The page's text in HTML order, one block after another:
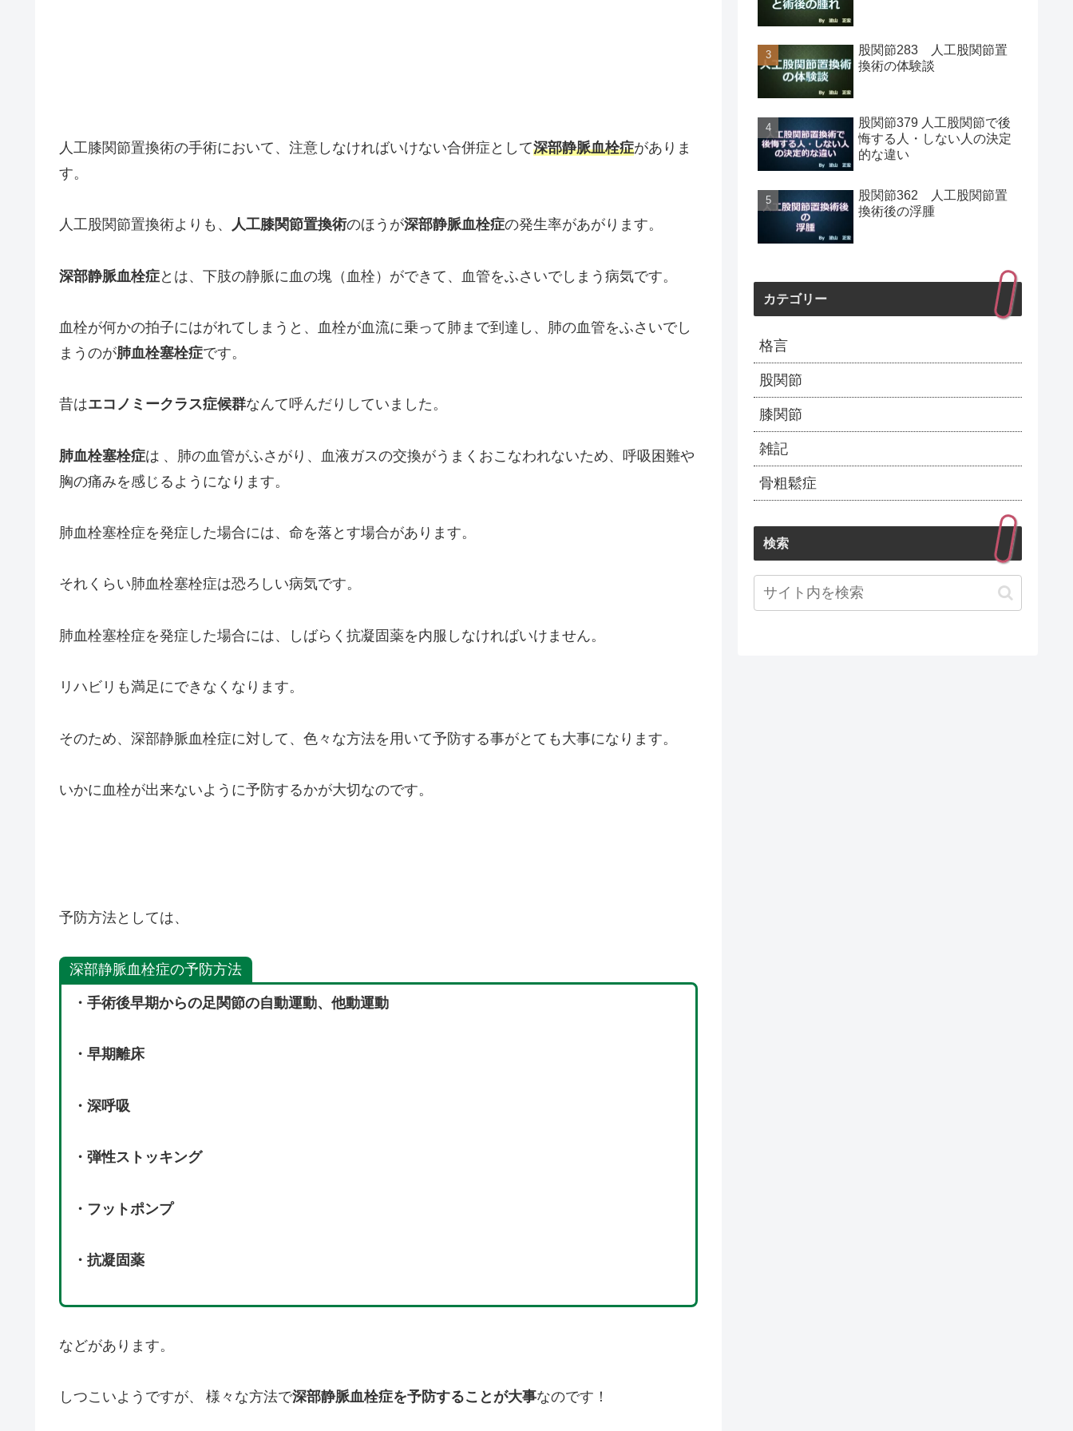
人工膝関節置換術の手術において、注意しなければいけない合併症として深部静脈血栓症がありま
す。
人工股関節置換術よりも、 人工膝関節置換術のほうが深部静脈血栓症の発生率があがります。
深部静脈血栓症とは、下肢の静脈に血の塊（血栓）ができて、血管をふさいでしまう病気です。
血栓が何かの拍子にはがれてしまうと、血栓が血流に乗って肺まで到達し、肺の血管をふさいでし
まうのが肺血栓塞栓症です。
昔はエコノミークラス症候群なんて呼んだりしていました。
肺血栓塞栓症は 、肺の血管がふさがり、血液ガスの交換がうまくおこなわれないため、呼吸困難や
胸の痛みを感じるようになります。
肺血栓塞栓症を発症した場合には、命を落とす場合があります。
それくらい肺血栓塞栓症は恐ろしい病気です。
肺血栓塞栓症を発症した場合には、しばらく抗凝固薬を内服しなければいけません。
リハビリも満足にできなくなります。
そのため、深部静脈血栓症に対して、色々な方法を用いて予防する事がとても大事になります。
いかに血栓が出来ないように予防するかが大切なのです。
予防方法としては、
深部静脈血栓症の予防方法
・手術後早期からの足関節の自動運動、他動運動
・早期離床
・深呼吸
・弾性ストッキング
・フットポンプ
・抗凝固薬
などがあります。
しつこいようですが、 様々な方法で深部静脈血栓症を予防することが大事なのです！
股関節283 人工股関節置
換術の体験談
股関節379 人工股関節で後
悔する人・しない人の決定
的な違い
股関節362 人工股関節置
換術後の浮腫
カテゴリー
格言
股関節
膝関節
雑記
骨粗鬆症
検索